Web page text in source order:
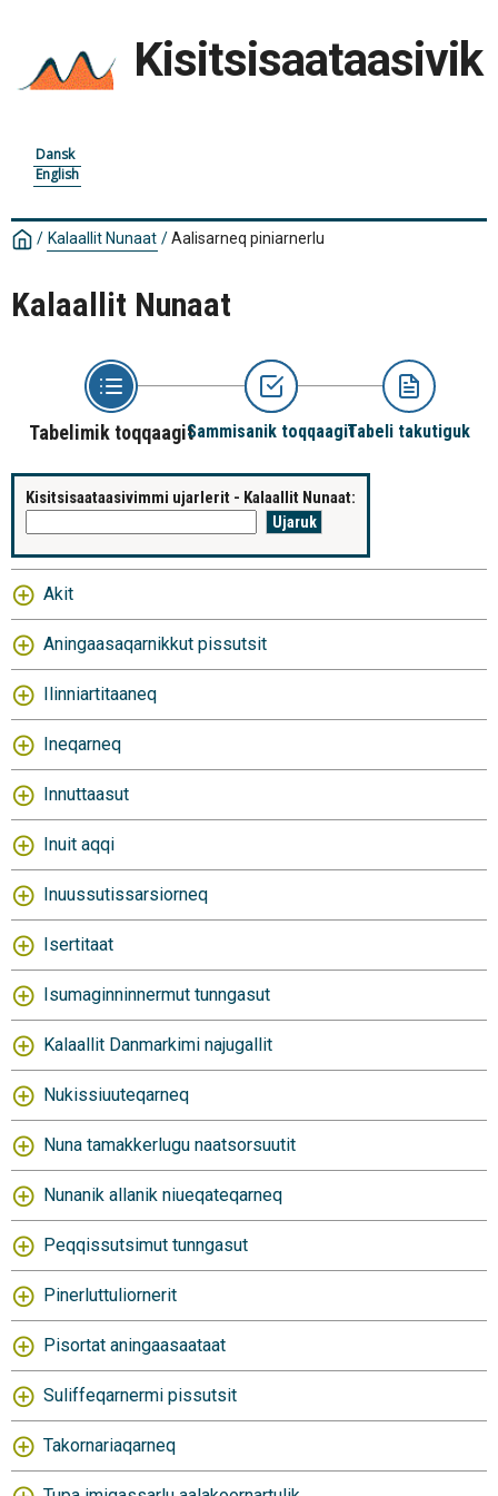
Kisitsisaataasivik
Dansk
English
/ Kalaallit Nunaat /Aalisarneq piniarnerlu
Kalaallit Nunaat
Tabelimik toqqaagitSammisanik toqqaagitTabeli takutiguk
Kisitsisaataasivimmi ujarlerit - Kalaallit Nunaat:
Akit
Aningaasaqarnikkut pissutsit
Ilinniartitaaneq
Ineqarneq
Innuttaasut
Inuit aqqi
Inuussutissarsiorneq
Isertitaat
Isumaginninnermut tunngasut
Kalaallit Danmarkimi najugallit
Nukissiuuteqarneq
Nuna tamakkerlugu naatsorsuutit
Nunanik allanik niueqateqarneq
Peqqissutsimut tunngasut
Pinerluttuliornerit
Pisortat aningaasaataat
Suliffeqarnermi pissutsit
Takornariaqarneq